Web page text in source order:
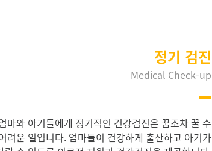
정기 검진
Medical Check-up
마와 아기들에게 정기적인 건강검진은 꿈조차 꿀 수
려운 일입니다. 엄마들이 건강하게 출산하고 아기가